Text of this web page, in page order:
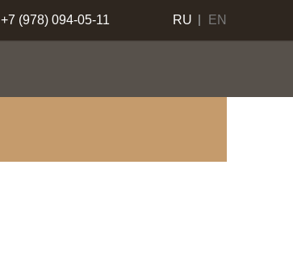
+7 (978) 094-05-11 RU EN